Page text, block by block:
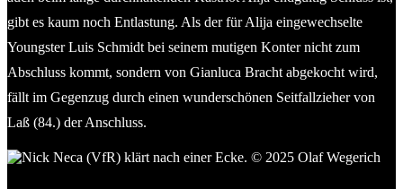
gibt es kaum noch Entlastung. Als der für Alija eingewechselte
Youngster Luis Schmidt bei seinem mutigen Konter nicht zum
Abschluss kommt, sondern von Gianluca Bracht abgekocht wird,
fällt im Gegenzug durch einen wunderschönen Seitfallzieher von
Laß (84.) der Anschluss.